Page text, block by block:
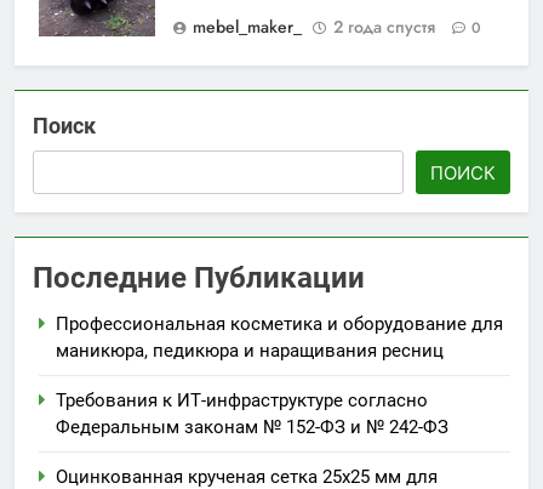
mebel_maker_
2 года спустя 0
Поиск
ПОИСК
Последние Публикации
Профессиональная косметика и оборудование для
маникюра, педикюра и наращивания ресниц
Требования к ИТ-инфраструктуре согласно
Федеральным законам № 152-ФЗ и № 242-ФЗ
Оцинкованная крученая сетка 25х25 мм для